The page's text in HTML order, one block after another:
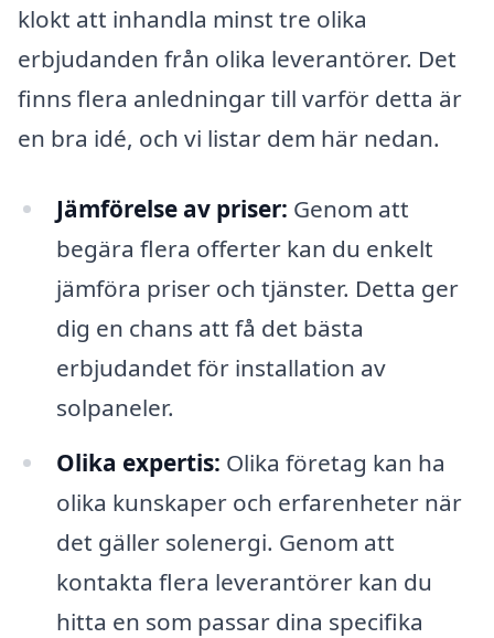
klokt att inhandla minst tre olika
erbjudanden från olika leverantörer. Det
finns flera anledningar till varför detta är
en bra idé, och vi listar dem här nedan.
Jämförelse av priser: Genom att
begära flera offerter kan du enkelt
jämföra priser och tjänster. Detta ger
dig en chans att få det bästa
erbjudandet för installation av
solpaneler.
Olika expertis: Olika företag kan ha
olika kunskaper och erfarenheter när
det gäller solenergi. Genom att
kontakta flera leverantörer kan du
hitta en som passar dina specifika